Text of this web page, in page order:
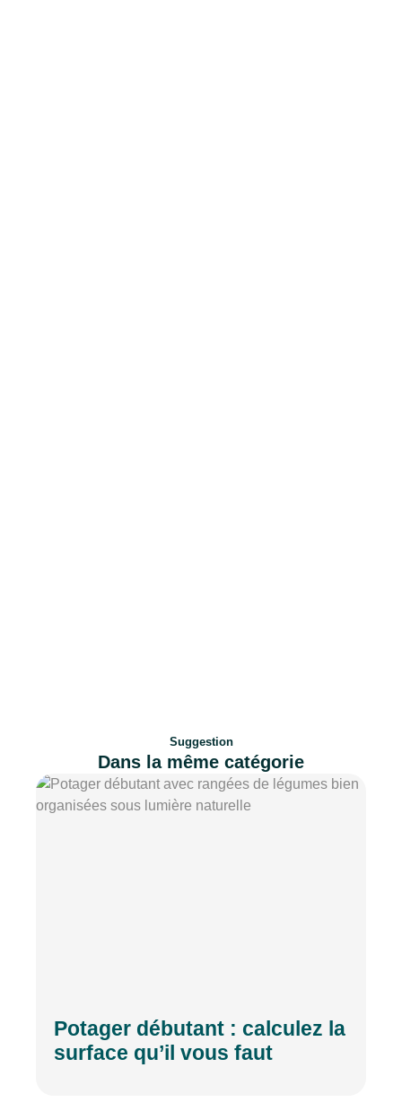
Suggestion
Dans la même catégorie
Potager débutant : calculez la
surface qu’il vous faut